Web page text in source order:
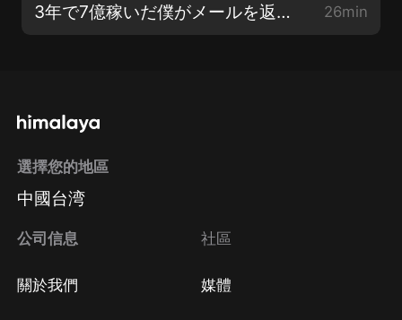
3年で7億稼いだ僕がメールを返信しない理由 第3章 あなたの大事な人はどこにいる?【1】 26min
選擇您的地區
中國台湾
公司信息
關於我們
社區
媒體